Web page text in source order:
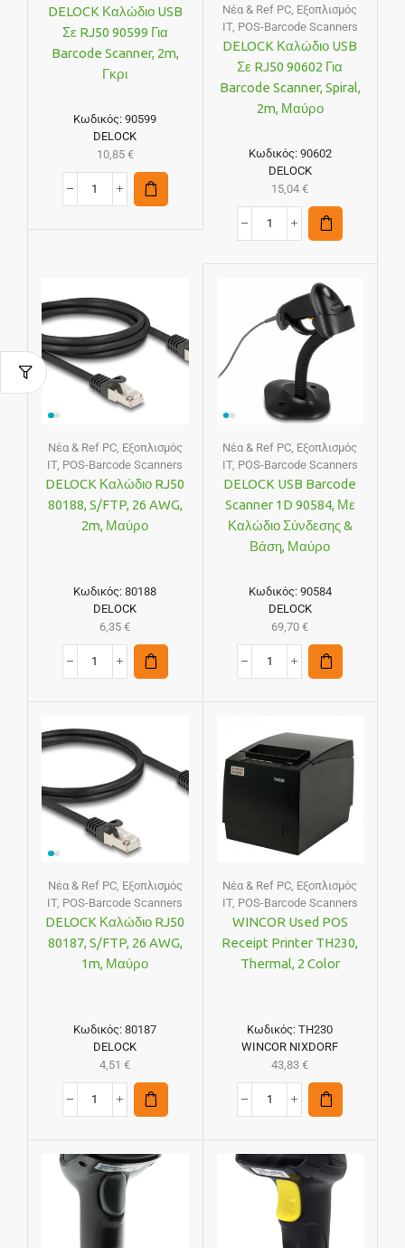
DELOCK Καλώδιο USB
Σε RJ50 90599 Για
Barcode Scanner, 2m,
Γκρι
Κωδικός:90599
DELOCK
10,85 €
Νέα & Ref PC, Εξοπλισμός
IT, POS-Barcode Scanners
DELOCK Καλώδιο USB
Σε RJ50 90602 Για
Barcode Scanner, Spiral,
2m, Μαύρο
Κωδικός: 90602
DELOCK
15,04€
Νέα & Ref PC, Εξοπλισμός
IT, POS-Barcode Scanners
DELOCK Καλώδιο RJ50
80188, S/FTP, 26 AWG,
2m, Μαύρο
Κωδικός:80188
DELOCK
6,35€
Νέα & Ref PC, Εξοπλισμός
IT, POS-Barcode Scanners
DELOCK USB Barcode
Scanner 1D 90584, Με
Καλώδιο Σύνδεσης &
Βάση, Μαύρο
Κωδικός: 90584
DELOCK
69,70€
Νέα & Ref PC, Εξοπλισμός
IT, POS-Barcode Scanners
DELOCK Καλώδιο RJ50
80187, S/FTP, 26 AWG,
1m, Μαύρο
Κωδικός:80187
DELOCK
4,51€
Νέα & Ref PC, Εξοπλισμός
IT, POS-Barcode Scanners
WINCOR Used POS
Receipt Printer TH230,
Thermal, 2 Color
Κωδικός:TH230
WINCOR NIXDORF
43,83€